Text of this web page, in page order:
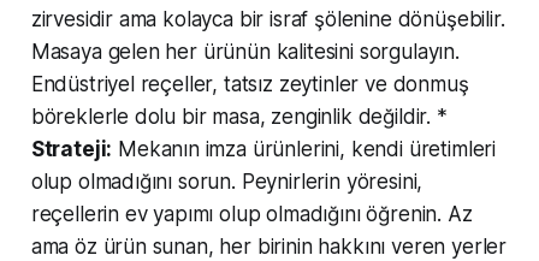
zirvesidir ama kolayca bir israf şölenine dönüşebilir.
Masaya gelen her ürünün kalitesini sorgulayın.
Endüstriyel reçeller, tatsız zeytinler ve donmuş
böreklerle dolu bir masa, zenginlik değildir. *
Strateji: Mekanın imza ürünlerini, kendi üretimleri
olup olmadığını sorun. Peynirlerin yöresini,
reçellerin ev yapımı olup olmadığını öğrenin. Az
ama öz ürün sunan, her birinin hakkını veren yerler